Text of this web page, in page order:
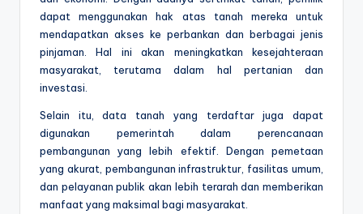
dapat menggunakan hak atas tanah mereka untuk
mendapatkan akses ke perbankan dan berbagai jenis
pinjaman. Hal ini akan meningkatkan kesejahteraan
masyarakat, terutama dalam hal pertanian dan
investasi.
Selain itu, data tanah yang terdaftar juga dapat
digunakan pemerintah dalam perencanaan
pembangunan yang lebih efektif. Dengan pemetaan
yang akurat, pembangunan infrastruktur, fasilitas umum,
dan pelayanan publik akan lebih terarah dan memberikan
manfaat yang maksimal bagi masyarakat.